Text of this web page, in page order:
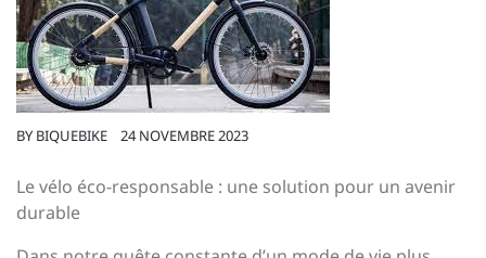
BY BIQUEBIKE 24 NOVEMBRE 2023
Le vélo éco-responsable : une solution pour un avenir
durable